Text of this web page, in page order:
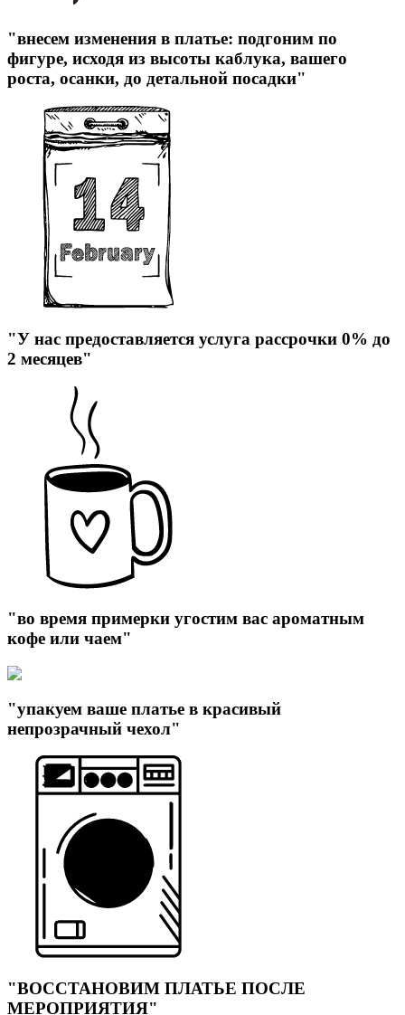
"внесем изменения в платье: подгоним по
фигуре, исходя из высоты каблука, вашего
роста, осанки, до детальной посадки"
"У нас предоставляется услуга рассрочки 0% до
2 месяцев"
"во время примерки угостим вас ароматным
кофе или чаем"
"упакуем ваше платье в красивый
непрозрачный чехол"
"ВОССТАНОВИМ ПЛАТЬЕ ПОСЛЕ
МЕРОПРИЯТИЯ"